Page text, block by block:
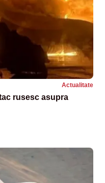
Actualitate
rusesc asupra